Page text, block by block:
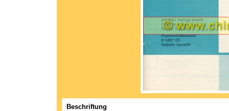
Beschriftung